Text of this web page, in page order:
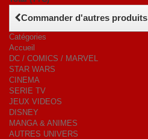
Commander d'autres produits
Catégories
Accueil
DC / COMICS / MARVEL
STAR WARS
CINEMA
SERIE TV
JEUX VIDEOS
DISNEY
MANGA & ANIMES
AUTRES UNIVERS